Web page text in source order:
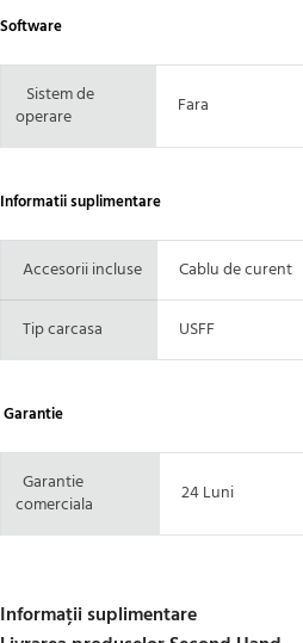
Software
Sistem de
operare
Fara
Informatii suplimentare
Accesorii incluse Cablu de curent
Tip carcasa USFF
Garantie
Garantie
comerciala
24 Luni
Informații suplimentare